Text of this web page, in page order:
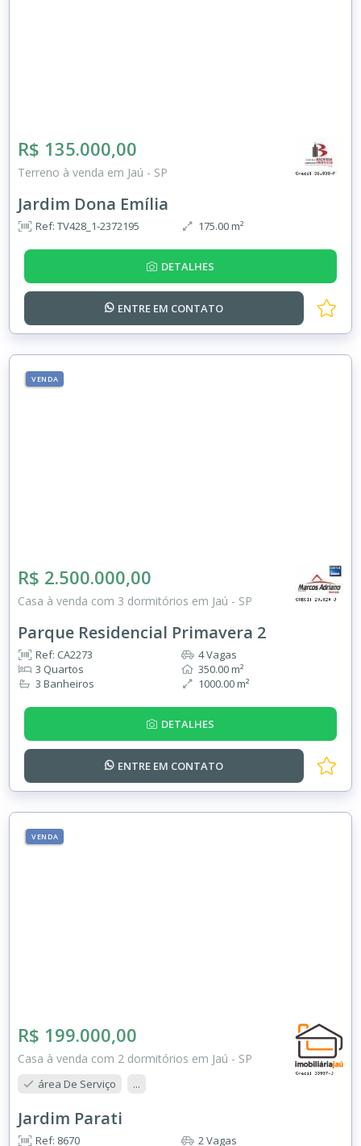
R$ 135.000,00
Terreno à venda em Jaú - SP
Jardim Dona Emília
Ref: TV428_1-2372195 175.00 m²
DETALHES
ENTRE EM CONTATO
VENDA
R$ 2.500.000,00
Casa à venda com 3 dormitórios em Jaú - SP
Parque Residencial Primavera 2
Ref: CA2273
3 Quartos
3 Banheiros
4 Vagas
350.00 m²
1000.00 m²
DETALHES
ENTRE EM CONTATO
VENDA
R$ 199.000,00
Casa à venda com 2 dormitórios em Jaú - SP
área De Serviço ...
Jardim Parati
Ref: 8670 2 Vagas